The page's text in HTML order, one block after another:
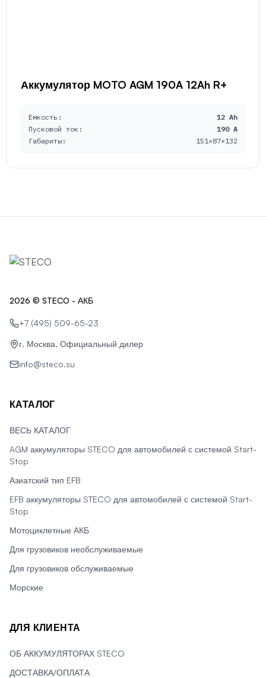
Аккумулятор MOTO AGM 190A 12Ah R+
Емкость:
12 Ah
Пусковой ток:
190 A
Габариты:
151×87×132
2026 © STECO - АКБ
+7 (495) 509-65-23
г. Москва, Официальный дилер
info@steco.su
КАТАЛОГ
ВЕСЬ КАТАЛОГ
AGM аккумуляторы STECO для автомобилей с системой Start-
Stop
Азиатский тип EFB
EFB аккумуляторы STECO для автомобилей с системой Start-
Stop
Мотоциклетные АКБ
Для грузовиков необслуживаемые
Для грузовиков обслуживаемые
Морские
ДЛЯ КЛИЕНТА
ОБ АККУМУЛЯТОРАХ STECO
ДОСТАВКА/ОПЛАТА